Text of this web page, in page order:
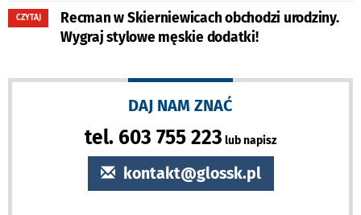
CZYTAJ
Recman w Skierniewicach obchodzi urodziny.
Wygraj stylowe męskie dodatki!
DAJ NAM ZNAĆ
tel. 603 755 223 lub napisz
kontakt@glossk.pl